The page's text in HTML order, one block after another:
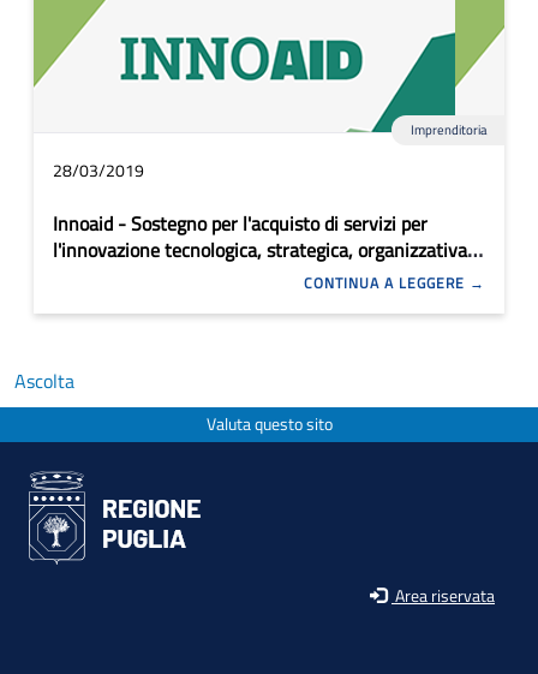
Imprenditoria
28/03/2019
Innoaid - Sostegno per l'acquisto di servizi per
l'innovazione tecnologica, strategica, organizzativa e
CONTINUA A LEGGERE
Ascolta
Valuta questo sito
Area riservata